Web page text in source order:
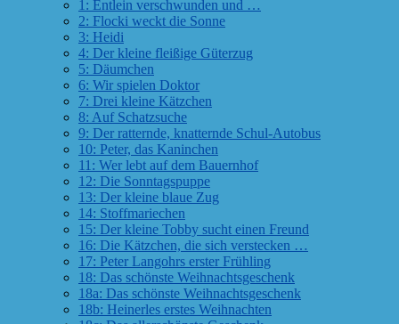
Bereich
1: Entlein verschwunden und …
2: Flocki weckt die Sonne
3: Heidi
4: Der kleine fleißige Güterzug
5: Däumchen
6: Wir spielen Doktor
7: Drei kleine Kätzchen
8: Auf Schatzsuche
9: Der ratternde, knatternde Schul-Autobus
10: Peter, das Kaninchen
11: Wer lebt auf dem Bauernhof
12: Die Sonntagspuppe
13: Der kleine blaue Zug
14: Stoffmariechen
15: Der kleine Tobby sucht einen Freund
16: Die Kätzchen, die sich verstecken …
17: Peter Langohrs erster Frühling
18: Das schönste Weihnachtsgeschenk
18a: Das schönste Weihnachtsgeschenk
18b: Heinerles erstes Weihnachten